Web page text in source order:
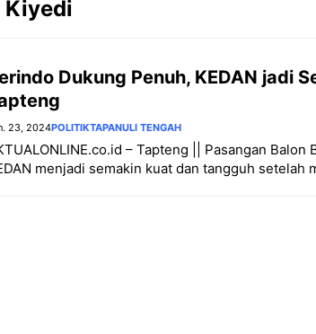
Kiyedi
Dukung Penuh, KEDAN jadi
23, 2024POLITIKTAPANULI TENGAH
– Tapteng || Pasangan
menjadi semakin kuat dan tangguh